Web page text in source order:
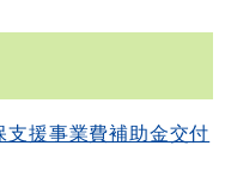
援事業費補助金交付